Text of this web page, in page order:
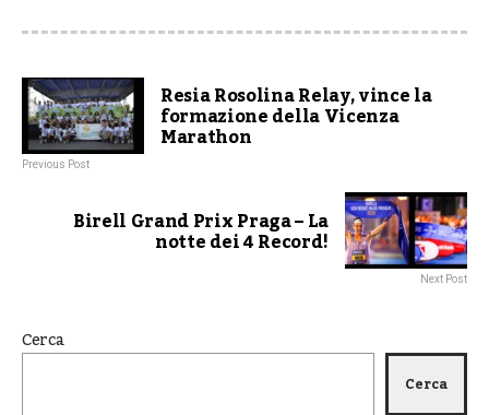
Resia Rosolina Relay, vince la
formazione della Vicenza
Marathon
Previous Post
Birell Grand Prix Praga – La
notte dei 4 Record!
Next Post
Cerca
Cerca